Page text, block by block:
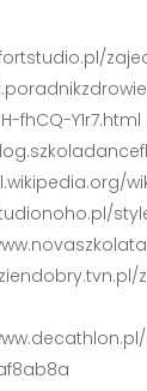
fhCQ-Y1r7.html